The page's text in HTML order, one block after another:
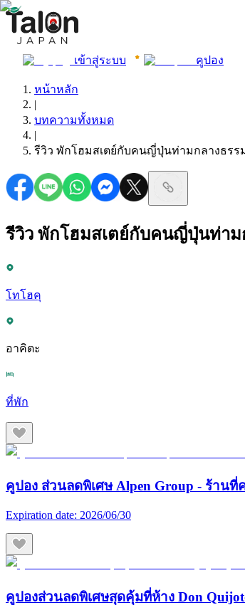
เข้าสู่ระบบ คูปอง
หน้าหลัก
|
บทความทั้งหมด
|
รีวิว พักโฮมสเตย์กับคนญี่ปุ่นท่ามกลางธรรม
รีวิว พักโฮมสเตย์กับคนญี่ปุ่นท่าม
โทโฮคุ
อาคิตะ
ที่พัก
คูปอง ส่วนลดพิเศษ Alpen Group - ร้าน
Expiration date: 2026/06/30
คูปองส่วนลดพิเศษสุดคุ้มที่ห้าง Don